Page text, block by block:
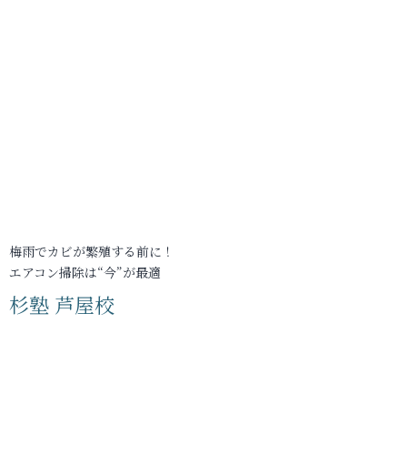
梅雨でカビが繁殖する前に！
エアコン掃除は“今”が最適
杉塾 芦屋校